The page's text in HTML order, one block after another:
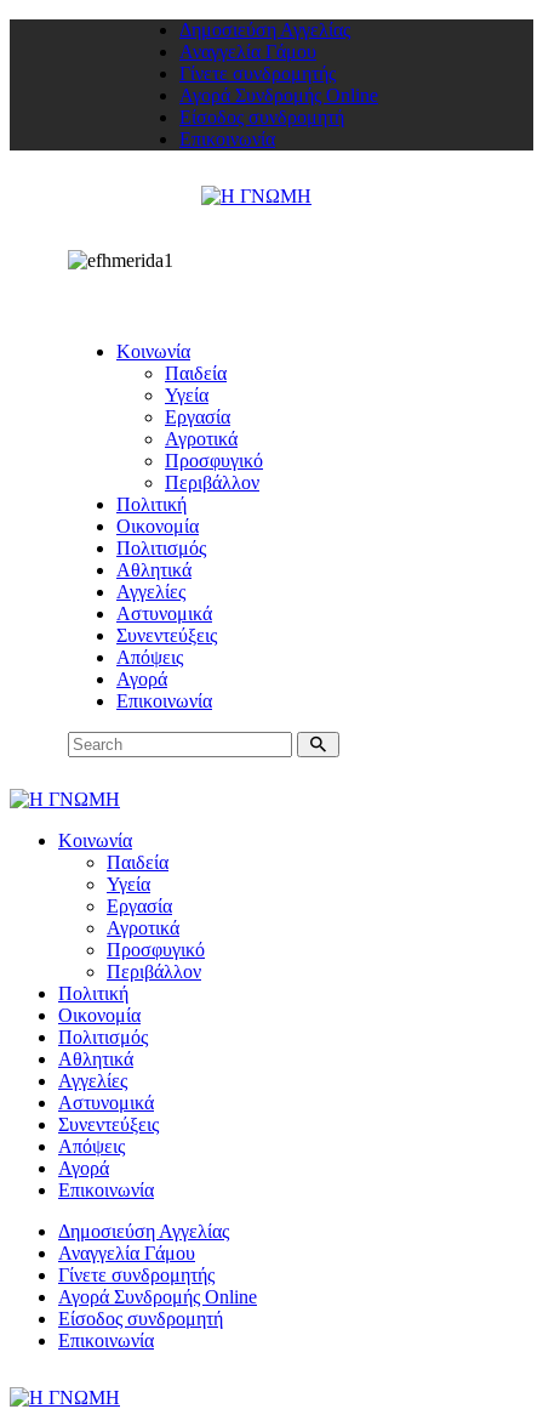
Δημοσιεύση Αγγελίας
Αναγγελία Γάμου
Γίνετε συνδρομητής
Αγορά Συνδρομής Online
Είσοδος συνδρομητή
Επικοινωνία
Κοινωνία
Παιδεία
Υγεία
Εργασία
Αγροτικά
Προσφυγικό
Περιβάλλον
Πολιτική
Οικονομία
Πολιτισμός
Αθλητικά
Αγγελίες
Αστυνομικά
Συνεντεύξεις
Απόψεις
Αγορά
Επικοινωνία
Κοινωνία
Παιδεία
Υγεία
Εργασία
Αγροτικά
Προσφυγικό
Περιβάλλον
Πολιτική
Οικονομία
Πολιτισμός
Αθλητικά
Αγγελίες
Αστυνομικά
Συνεντεύξεις
Απόψεις
Αγορά
Επικοινωνία
Δημοσιεύση Αγγελίας
Αναγγελία Γάμου
Γίνετε συνδρομητής
Αγορά Συνδρομής Online
Είσοδος συνδρομητή
Επικοινωνία